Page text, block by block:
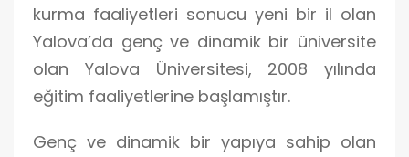
kurma faaliyetleri sonucu yeni bir il olan
Yalova’da genç ve dinamik bir üniversite
olan Yalova Üniversitesi, 2008 yılında
eğitim faaliyetlerine başlamıştır.
Genç ve dinamik bir yapıya sahip olan